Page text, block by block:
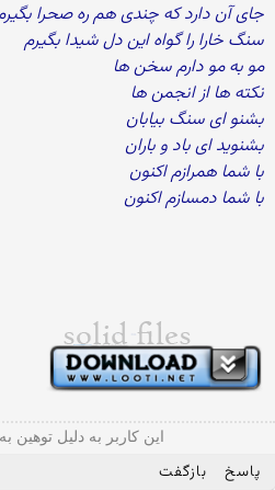
جای آن دارد که چندی هم ره صحرا
سنگ خارا را گواه این دل شیدا بگیرم
مو به مو دارم سخن ها
نکته ها از انجمن ها
بشنو ای سنگ بیابان
بشنوید ای باد و باران
با شما همرازم اکنون
با شما دمسازم اکنون
این کاربر به دلیل
پاسخ بازگفت